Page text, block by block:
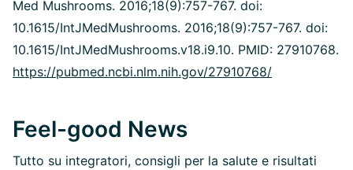
Med Mushrooms. 2016;18(9):757-767. doi:
10.1615/IntJMedMushrooms. 2016;18(9):757-767. doi:
10.1615/IntJMedMushrooms.v18.i9.10. PMID: 27910768.
https://pubmed.ncbi.nlm.nih.gov/27910768/
Feel-good News
Tutto su integratori, consigli per la salute e risultati